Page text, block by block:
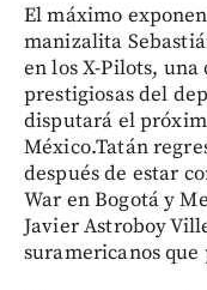
El máximo
manizalita
en los X-Pilots, una
prestigiosas del
disputará el
México.Tatán
después de estar
War en Bogotá y
Javier Astroboy
suramericanos